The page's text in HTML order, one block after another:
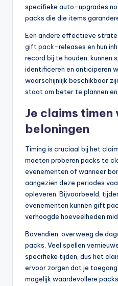
specifieke auto-upgrades
packs die die items
Een andere effectieve
gift pack-releases en hun
record bij te houden, kunnen
identificeren en anticiperen
waarschijnlijk beschikbaar
staat om beter te plannen
Je claims
beloningen
Timing is cruciaal bij het
moeten proberen packs te
evenementen of wanneer
aangezien deze periodes
opleveren. Bijvoorbeeld,
evenementen kunnen gift
verhoogde hoeveelheden
Bovendien, overweeg de
packs. Veel spellen
specifieke tijden, dus het
ervoor zorgen dat je
mogelijk waardevollere packs.